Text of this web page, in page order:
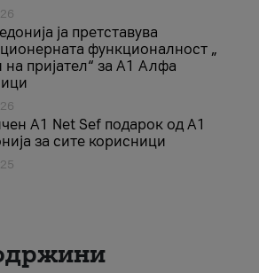
ја претставува
функционалност „
на пријател“ за А1 Алфа
A1 Net Sеf подарок од А1
за сите корисници